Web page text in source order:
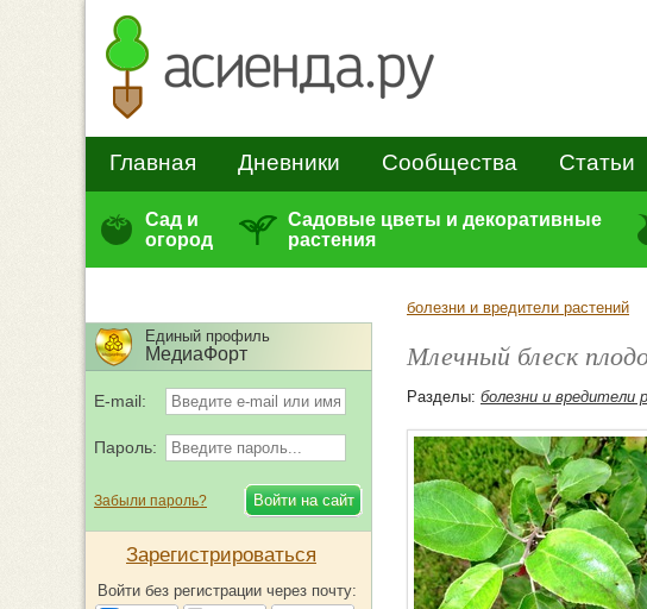
Главная Дневники Сообщества Статьи
Сад и
огород
Садовые цветы и декоративные
растения
болезни и вредители растений
Млечный блеск
Разделы: болезни и вредители
Единый профиль
МедиаФорт
E-mail:
Пароль:
Забыли пароль?
Зарегистрироваться
Войти без регистрации через почту: